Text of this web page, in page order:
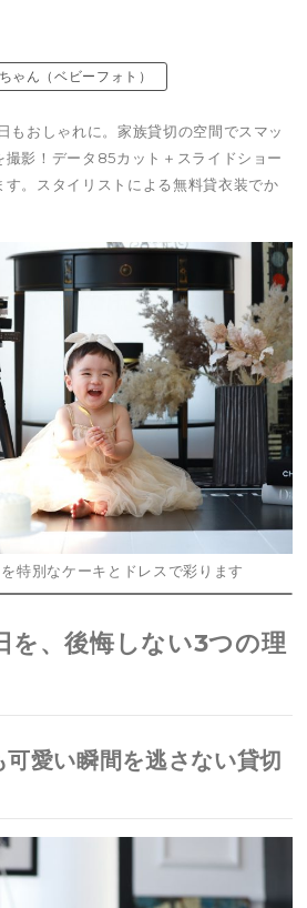
ゃん（ベビーフォト）
もおしゃれに。家族貸切の空間でスマッ
撮影！データ85カット＋スライドショー
。スタイリストによる無料貸衣装でか
特別なケーキとドレスで彩ります
を、後悔しない3つの理
愛い瞬間を逃さない貸切